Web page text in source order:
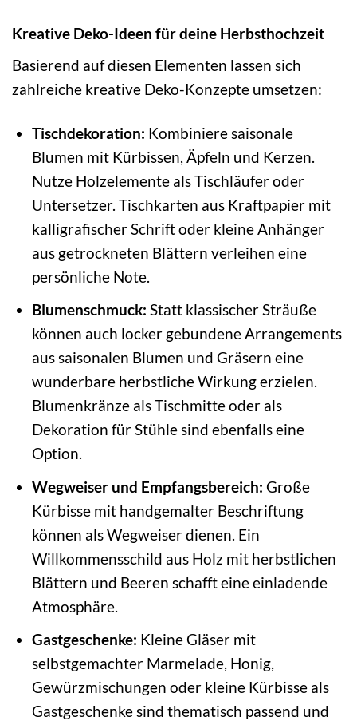
Kreative Deko-Ideen für deine Herbsthochzeit
Basierend auf diesen Elementen lassen sich
zahlreiche kreative Deko-Konzepte umsetzen:
Tischdekoration: Kombiniere saisonale
Blumen mit Kürbissen, Äpfeln und Kerzen.
Nutze Holzelemente als Tischläufer oder
Untersetzer. Tischkarten aus Kraftpapier mit
kalligrafischer Schrift oder kleine Anhänger
aus getrockneten Blättern verleihen eine
persönliche Note.
Blumenschmuck: Statt klassischer Sträuße
können auch locker gebundene Arrangements
aus saisonalen Blumen und Gräsern eine
wunderbare herbstliche Wirkung erzielen.
Blumenkränze als Tischmitte oder als
Dekoration für Stühle sind ebenfalls eine
Option.
Wegweiser und Empfangsbereich: Große
Kürbisse mit handgemalter Beschriftung
können als Wegweiser dienen. Ein
Willkommensschild aus Holz mit herbstlichen
Blättern und Beeren schafft eine einladende
Atmosphäre.
Gastgeschenke: Kleine Gläser mit
selbstgemachter Marmelade, Honig,
Gewürzmischungen oder kleine Kürbisse als
Gastgeschenke sind thematisch passend und